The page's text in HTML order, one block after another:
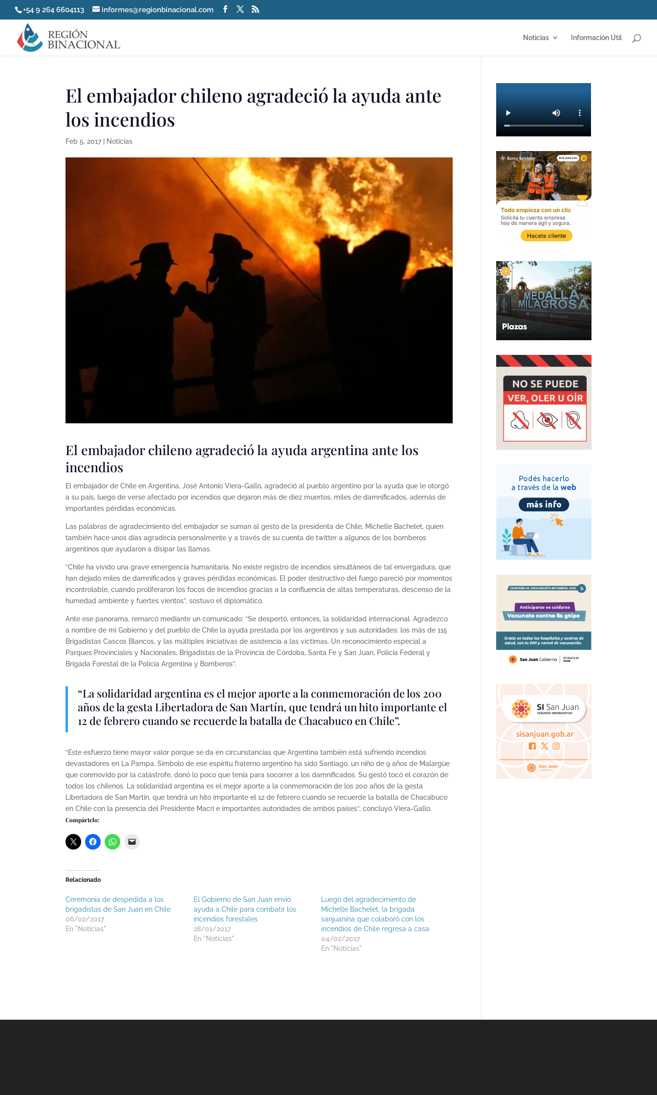
+54 9 264 6604113 informes@regionbinacional.com
Noticias Información Útil
El embajador chileno agradeció la ayuda ante
los incendios
Feb 5, 2017| Noticias
El embajador chileno agradeció la ayuda argentina ante los
incendios
El embajador de Chile en Argentina, José Antonio Viera-Gallo, agradeció al pueblo argentino por la ayuda que le otorgó
a su país, luego de verse afectado por incendios que dejaron más de diez muertos, miles de damnificados, además de
importantes pérdidas económicas.
Las palabras de agradecimiento del embajador se suman al gesto de la presidenta de Chile, Michelle Bachelet, quien
también hace unos días agradecía personalmente y a través de su cuenta de twitter a algunos de los bomberos
argentinos que ayudaron a disipar las llamas.
“Chile ha vivido una grave emergencia humanitaria. No existe registro de incendios simultáneos de tal envergadura, que
han dejado miles de damnificados y graves pérdidas económicas. El poder destructivo del fuego pareció por momentos
incontrolable, cuando proliferaron los focos de incendios gracias a la confluencia de altas temperaturas, descenso de la
humedad ambiente y fuertes vientos”, sostuvo el diplomático.
Ante ese panorama, remarcó mediante un comunicado: “Se despertó, entonces, la solidaridad internacional. Agradezco
a nombre de mi Gobierno y del pueblo de Chile la ayuda prestada por los argentinos y sus autoridades: los más de 115
Brigadistas Cascos Blancos, y las múltiples iniciativas de asistencia a las víctimas. Un reconocimiento especial a
Parques Provinciales y Nacionales, Brigadistas de la Provincia de Córdoba, Santa Fe y San Juan, Policía Federal y
Brigada Forestal de la Policía Argentina y Bomberos”.
“La solidaridad argentina es el mejor aporte a la conmemoración de los 200
años de la gesta Libertadora de San Martín, que tendrá un hito importante el
12 de febrero cuando se recuerde la batalla de Chacabuco en Chile”.
“Este esfuerzo tiene mayor valor porque se da en circunstancias que Argentina también está sufriendo incendios
devastadores en La Pampa. Símbolo de ese espíritu fraterno argentino ha sido Santiago, un niño de 9 años de Malargüe
que conmovido por la catástrofe, donó lo poco que tenía para socorrer a los damnificados. Su gestó tocó el corazón de
todos los chilenos. La solidaridad argentina es el mejor aporte a la conmemoración de los 200 años de la gesta
Libertadora de San Martín, que tendrá un hito importante el 12 de febrero cuando se recuerde la batalla de Chacabuco
en Chile con la presencia del Presidente Macri e importantes autoridades de ambos países”, concluyó Viera-Gallo.
Compártelo:
Relacionado
Ceremonia de despedida a los
brigadistas de San Juan en Chile
06/02/2017
En "Noticias"
El Gobierno de San Juan envió
ayuda a Chile para combatir los
incendios forestales
28/01/2017
En "Noticias"
Luego del agradecimiento de
Michelle Bachelet, la brigada
sanjuanina que colaboró con los
incendios de Chile regresa a casa
04/02/2017
En "Noticias"